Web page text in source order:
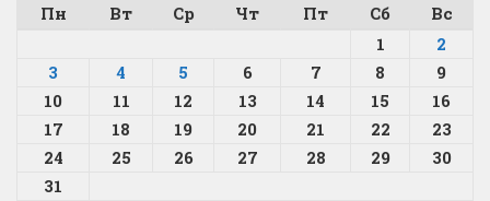
Пн
Вт Ср Чт Пт Сб
Вс
1
2
3
4 5 6 7 8
9
10
11 12 13 14 15
16
17
18 19 20 21 22
23
24
25 26 27 28 29
30
31